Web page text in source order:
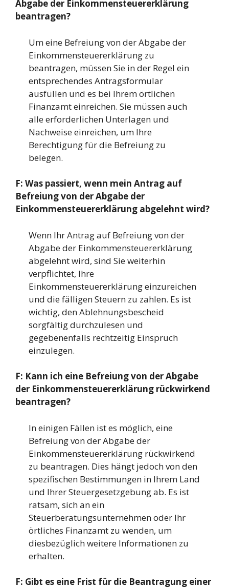
Abgabe der Einkommensteuererklärung
beantragen?
Um eine Befreiung von der Abgabe der
Einkommensteuererklärung zu
beantragen, müssen Sie in der Regel ein
entsprechendes Antragsformular
ausfüllen und es bei Ihrem örtlichen
Finanzamt einreichen. Sie müssen auch
alle erforderlichen Unterlagen und
Nachweise einreichen, um Ihre
Berechtigung für die Befreiung zu
belegen.
F: Was passiert, wenn mein Antrag auf
Befreiung von der Abgabe der
Einkommensteuererklärung abgelehnt wird?
Wenn Ihr Antrag auf Befreiung von der
Abgabe der Einkommensteuererklärung
abgelehnt wird, sind Sie weiterhin
verpflichtet, Ihre
Einkommensteuererklärung einzureichen
und die fälligen Steuern zu zahlen. Es ist
wichtig, den Ablehnungsbescheid
sorgfältig durchzulesen und
gegebenenfalls rechtzeitig Einspruch
einzulegen.
F: Kann ich eine Befreiung von der Abgabe
der Einkommensteuererklärung rückwirkend
beantragen?
In einigen Fällen ist es möglich, eine
Befreiung von der Abgabe der
Einkommensteuererklärung rückwirkend
zu beantragen. Dies hängt jedoch von den
spezifischen Bestimmungen in Ihrem Land
und Ihrer Steuergesetzgebung ab. Es ist
ratsam, sich an ein
Steuerberatungsunternehmen oder Ihr
örtliches Finanzamt zu wenden, um
diesbezüglich weitere Informationen zu
erhalten.
F: Gibt es eine Frist für die Beantragung einer